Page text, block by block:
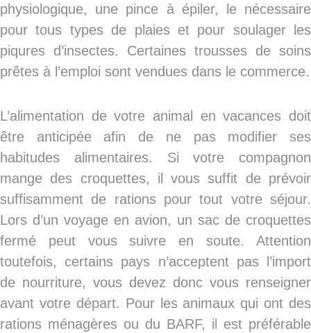
physiologique, une pince à épiler, le nécessaire
pour tous types de plaies et pour soulager les
piqures d’insectes. Certaines trousses de soins
prêtes à l’emploi sont vendues dans le commerce.
L’alimentation de votre animal en vacances doit
être anticipée afin de ne pas modifier ses
habitudes alimentaires. Si votre compagnon
mange des croquettes, il vous suffit de prévoir
suffisamment de rations pour tout votre séjour.
Lors d’un voyage en avion, un sac de croquettes
fermé peut vous suivre en soute. Attention
toutefois, certains pays n’acceptent pas l’import
de nourriture, vous devez donc vous renseigner
avant votre départ. Pour les animaux qui ont des
rations ménagères ou du BARF, il est préférable